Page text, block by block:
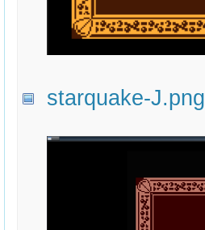
starquake-J.png